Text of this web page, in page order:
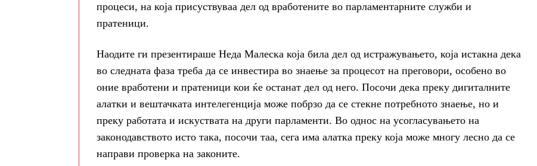
процеси, на која присуствуваа дел од вработените во парламентарните служби и
пратеници.
Наодите ги презентираше Неда Малеска која била дел од истражувањето, која истакна дека
во следната фаза треба да се инвестира во знаење за процесот на преговори, особено во
оние вработени и пратеници кои ќе останат дел од него. Посочи дека преку дигиталните
алатки и вештачката интелегенција може побрзо да се стекне потребното знаење, но и
преку работата и искуствата на други парламенти. Во однос на усогласувањето на
законодавството исто така, посочи таа, сега има алатка преку која може многу лесно да се
направи проверка на законите.